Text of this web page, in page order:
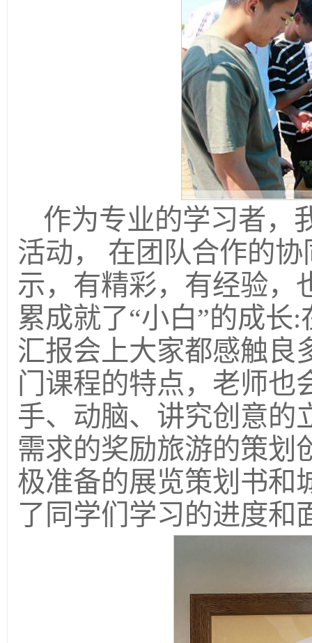
作为专业的学习者，
活动， 在团队合作的
示，有精彩，有经验，
累成就了“小白”的成长
汇报会上大家都感触良
门课程的特点，老师也
手、动脑、讲究创意的
需求的奖励旅游的策划
极准备的展览策划书和
了同学们学习的进度和